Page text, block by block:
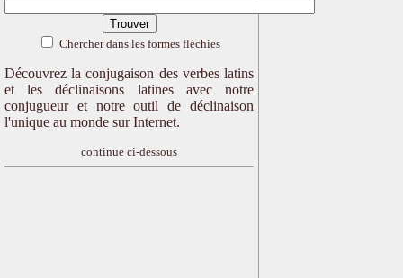
Chercher dans les formes fléchies
Découvrez la conjugaison des verbes latins
et les déclinaisons latines avec notre
conjugueur et notre outil de déclinaison
l'unique au monde sur Internet.
continue ci-dessous